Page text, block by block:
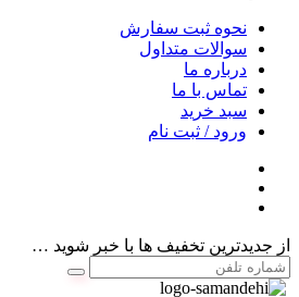
نحوه ثبت سفارش
سوالات متداول
درباره ما
تماس با ما
سبد خرید
ورود / ثبت نام
از جدیدترین تخفیف ها با خبر شوید …